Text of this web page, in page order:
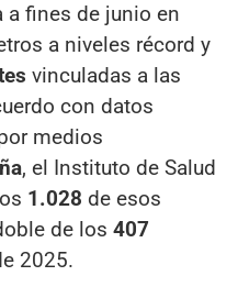
a fines de junio en
a niveles récord y
vinculadas a las
con datos
medios
, el Instituto de Salud
1.028 de esos
de los 407
2025.